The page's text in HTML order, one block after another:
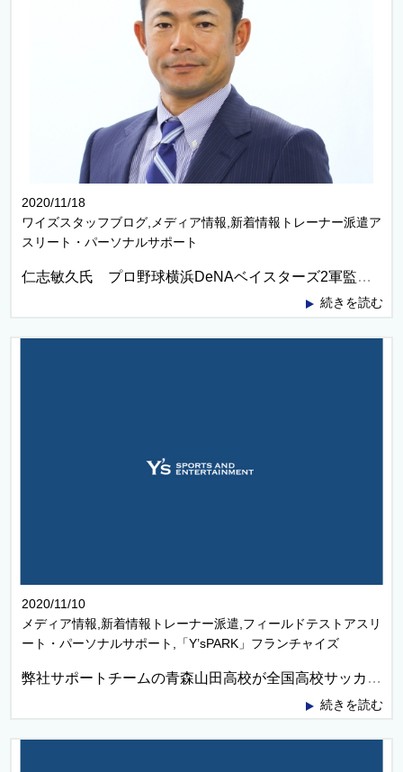
2020/11/18
ワイズスタッフブログ,メディア情報,新着情報トレーナー派遣ア
スリート・パーソナルサポート
仁志敏久氏 プロ野球横浜DeNAベイスターズ2軍監督に就任
続きを読む
2020/11/10
メディア情報,新着情報トレーナー派遣,フィールドテストアスリ
ート・パーソナルサポート,「Y’sPARK」フランチャイズ
弊社サポートチームの青森山田高校が全国高校サッカー選手権青森大会に優勝しました！！
続きを読む